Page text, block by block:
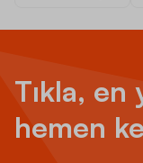
Tıkla,
hemen